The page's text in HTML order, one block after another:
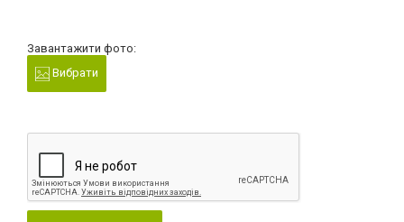
Завантажити фото:
Вибрати